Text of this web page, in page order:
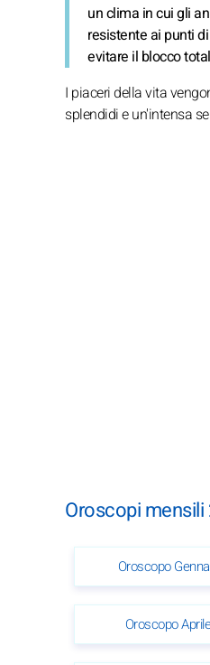
un clima in cui gli
resistente ai punti
evitare il blocco
I piaceri della vita
splendidi e un'intensa
Oroscopi mensili
Oroscopo
Oroscopo